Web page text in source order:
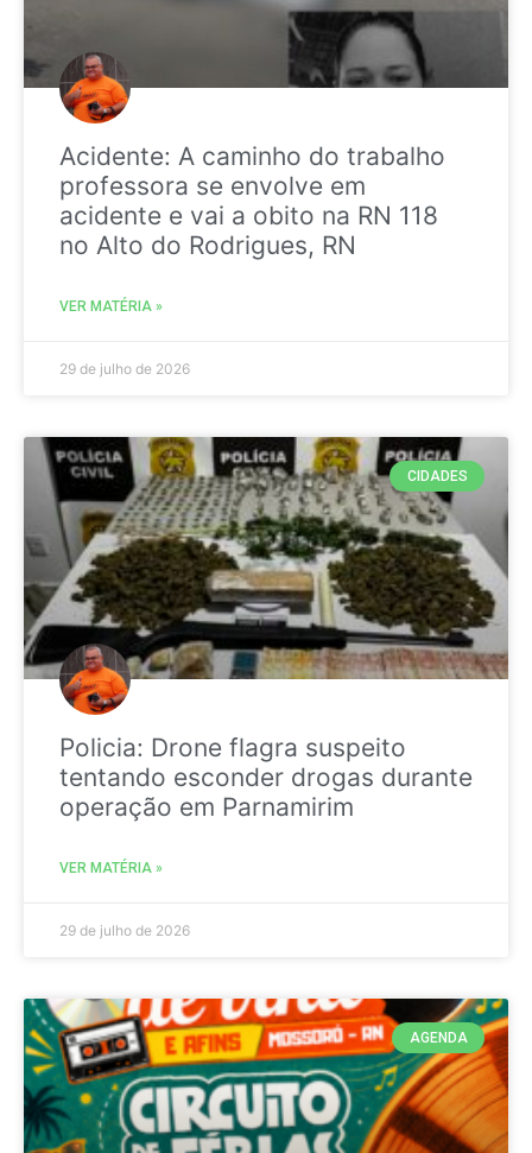
Acidente: A caminho do trabalho
professora se envolve em
acidente e vai a obito na RN 118
no Alto do Rodrigues, RN
VER MATÉRIA »
29 de julho de 2026
CIDADES
Policia: Drone flagra suspeito
tentando esconder drogas durante
operação em Parnamirim
VER MATÉRIA »
29 de julho de 2026
AGENDA